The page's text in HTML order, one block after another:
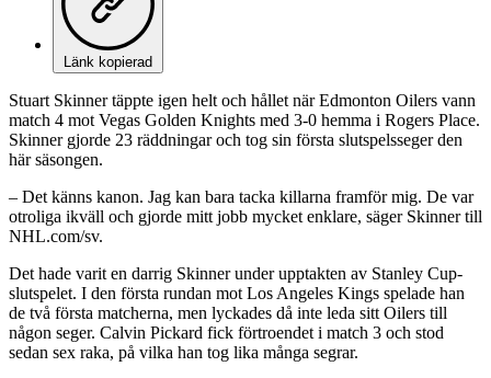
Länk kopierad
Stuart Skinner täppte igen helt och hållet när Edmonton Oilers vann
match 4 mot Vegas Golden Knights med 3-0 hemma i Rogers Place.
Skinner gjorde 23 räddningar och tog sin första slutspelsseger den
här säsongen.
– Det känns kanon. Jag kan bara tacka killarna framför mig. De var
otroliga ikväll och gjorde mitt jobb mycket enklare, säger Skinner till
NHL.com/sv.
Det hade varit en darrig Skinner under upptakten av Stanley Cup-
slutspelet. I den första rundan mot Los Angeles Kings spelade han
de två första matcherna, men lyckades då inte leda sitt Oilers till
någon seger. Calvin Pickard fick förtroendet i match 3 och stod
sedan sex raka, på vilka han tog lika många segrar.